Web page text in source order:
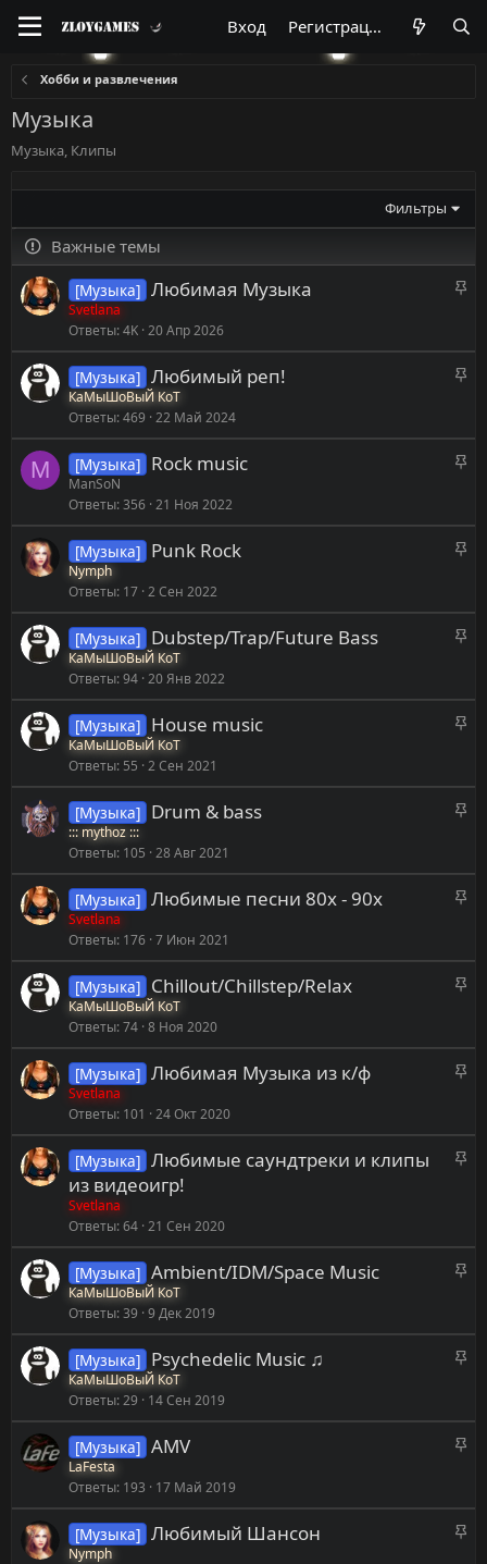
Вход Регистрация
Хобби и развлечения
Музыка
Музыка, Клипы
Фильтры
Важные темы
З
р
е
е
н
[Музыка] Любимая Музыка
Svetlana
Ответы 4K 20 Апр 2026
З
р
е
е
н
[Музыка] Любимый реп!
КаМыШоВыЙ КоТ
Ответы 469 22 Май 2024
M
З
р
е
е
н
[Музыка] Rock music
ManSoN
Ответы 356 21 Ноя 2022
З
р
е
е
н
[Музыка] Punk Rock
Nymph
Ответы 17 2 Сен 2022
З
р
е
е
н
[Музыка] Dubstep/Trap/Future Bass
КаМыШоВыЙ КоТ
Ответы 94 20 Янв 2022
З
р
е
е
н
[Музыка] House music
КаМыШоВыЙ КоТ
Ответы 55 2 Сен 2021
З
р
е
е
н
[Музыка] Drum & bass
::: mythoz :::
Ответы 105 28 Авг 2021
З
р
е
е
н
[Музыка] Любимые песни 80х - 90х
Svetlana
Ответы 176 7 Июн 2021
З
р
е
е
н
[Музыка] Chillout/Chillstep/Relax
КаМыШоВыЙ КоТ
Ответы 74 8 Ноя 2020
З
р
е
н
о
[Музыка] Любимая Музыка из к/ф
Svetlana
Ответы 101 24 Окт 2020
З
е
п
н
о
[Музыка] Любимые саундтреки и клипы
из видеоигр!
Svetlana
Ответы 64 21 Сен 2020
З
р
е
е
н
[Музыка] Ambient/IDM/Space Music
КаМыШоВыЙ КоТ
Ответы 39 9 Дек 2019
З
р
е
е
н
[Музыка] Psychedelic Music ♫
КаМыШоВыЙ КоТ
Ответы 29 14 Сен 2019
З
р
е
[Музыка] AMV
LaFesta
Ответы 193 17 Май 2019
З
[Музыка] Любимый Шансон
Nymph